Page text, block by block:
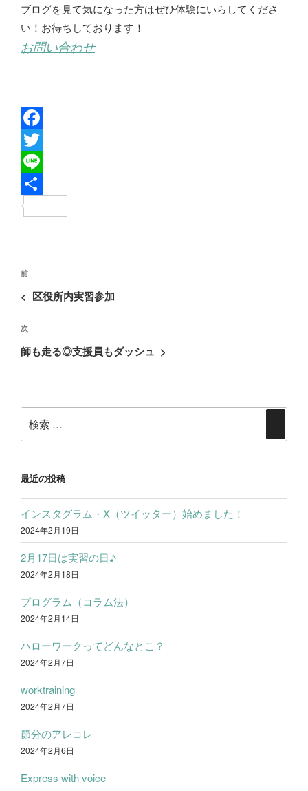
ブログを見て気になった方はぜひ体験にいらしてくださ
い！お待ちしております！
お問い合わせ
F
a
c
e
o
k
T
w
i
e
r
L
i
投
稿
ナ
ビ
ゲ
ー
ン
過
去
投
稿
前
< 区役所内実習参加
次
の
次
師も走る◎支援員もダッシュ >
索:
索
最近の投稿
インスタグラム・X（ツイッター）始めました！
2024年2月19日
2月17日は実習の日♪
2024年2月18日
プログラム（コラム法）
2024年2月14日
ハローワークってどんなとこ？
2024年2月7日
worktraining
2024年2月7日
節分のアレコレ
2024年2月6日
Express with voice